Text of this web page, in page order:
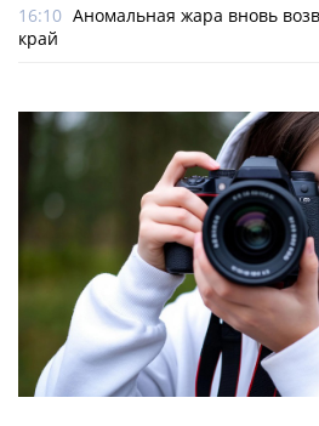
16:10 Аномальная жара вновь
край